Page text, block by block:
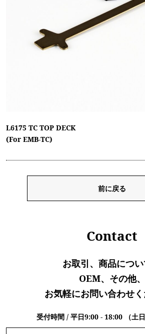
L6175 TC TOP DECK
(For EMB-TC)
前に戻る
Contact
お取引、商品につい
OEM、その他、
お気軽にお問い合わせく
受付時間 / 平日9:00 - 18:00 （土日